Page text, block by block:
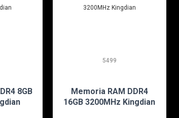
8GB
5499
Memoria RAM DDR4
16GB 3200MHz Kingdian